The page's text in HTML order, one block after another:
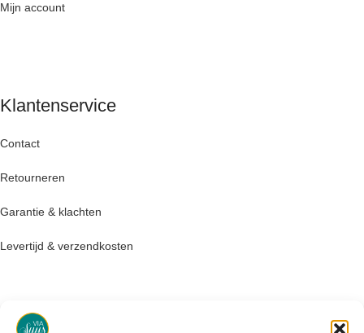
Mijn account
Klantenservice
Contact
Retourneren
Garantie & klachten
Levertijd & verzendkosten